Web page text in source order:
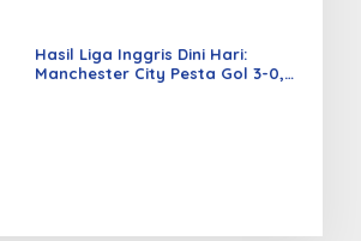
Hasil Liga Inggris Dini Hari:
Manchester City Pesta Gol 3-0,